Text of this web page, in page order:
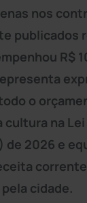
nos
publicados
R$
o
cultura na
de 2026 e
cidade.